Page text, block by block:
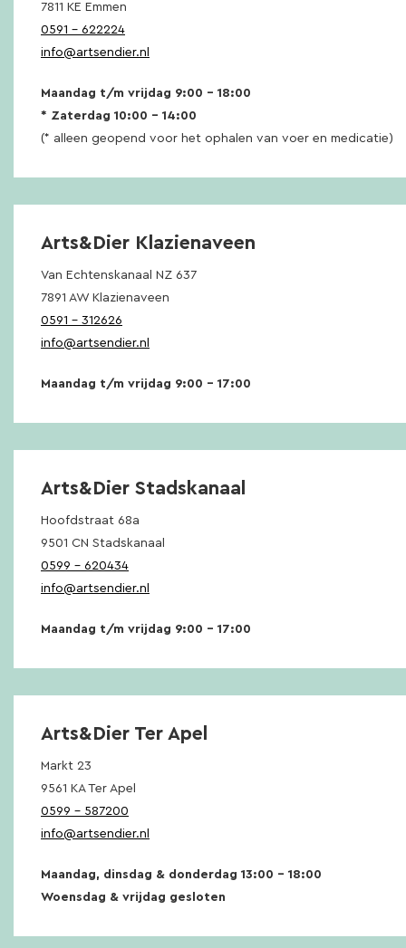
7811 KE Emmen
0591 – 622224
info@artsendier.nl
Maandag t/m vrijdag 9:00 – 18:00
* Zaterdag 10:00 – 14:00
(* alleen geopend voor het ophalen van voer en medicatie)
Arts&Dier Klazienaveen
Van Echtenskanaal NZ 637
7891 AW Klazienaveen
0591 – 312626
info@artsendier.nl
Maandag t/m vrijdag 9:00 – 17:00
Arts&Dier Stadskanaal
Hoofdstraat 68a
9501 CN Stadskanaal
0599 – 620434
info@artsendier.nl
Maandag t/m vrijdag 9:00 – 17:00
Arts&Dier Ter Apel
Markt 23
9561 KA Ter Apel
0599 – 587200
info@artsendier.nl
Maandag, dinsdag & donderdag 13:00 – 18:00
Woensdag & vrijdag gesloten